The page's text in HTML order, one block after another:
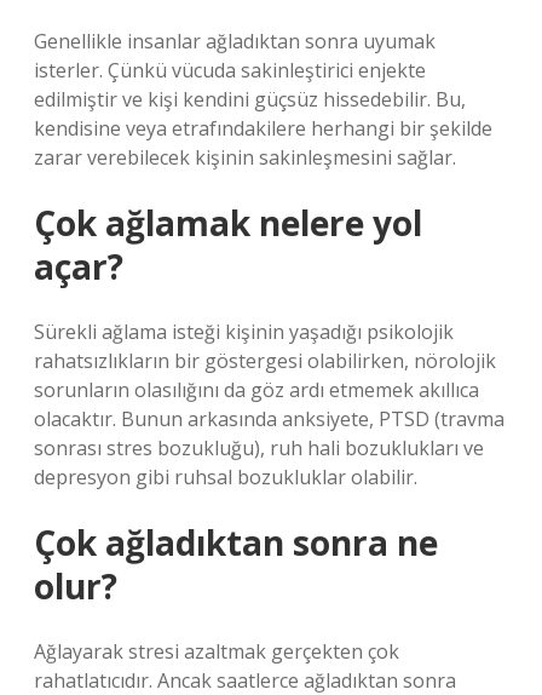
Genellikle insanlar ağladıktan sonra uyumak
isterler. Çünkü vücuda sakinleştirici enjekte
edilmiştir ve kişi kendini güçsüz hissedebilir. Bu,
kendisine veya etrafındakilere herhangi bir şekilde
zarar verebilecek kişinin sakinleşmesini sağlar.
Çok ağlamak nelere yol
açar?
Sürekli ağlama isteği kişinin yaşadığı psikolojik
rahatsızlıkların bir göstergesi olabilirken, nörolojik
sorunların olasılığını da göz ardı etmemek akıllıca
olacaktır. Bunun arkasında anksiyete, PTSD (travma
sonrası stres bozukluğu), ruh hali bozuklukları ve
depresyon gibi ruhsal bozukluklar olabilir.
Çok ağladıktan sonra ne
olur?
Ağlayarak stresi azaltmak gerçekten çok
rahatlatıcıdır. Ancak saatlerce ağladıktan sonra